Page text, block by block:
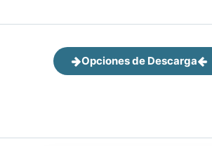
Opciones de Descarga